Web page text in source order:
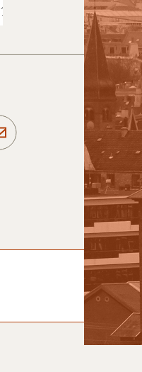
19 21 22